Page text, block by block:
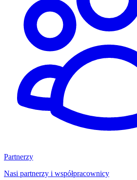
Partnerzy
Nasi partnerzy i współpracownicy